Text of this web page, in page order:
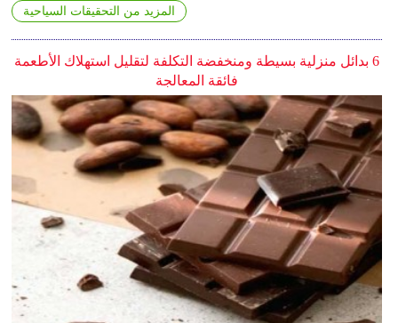
المزيد من التحقيقات السياحية
6 بدائل منزلية بسيطة ومنخفضة التكلفة لتقليل استهلاك الأطعمة
فائقة المعالجة